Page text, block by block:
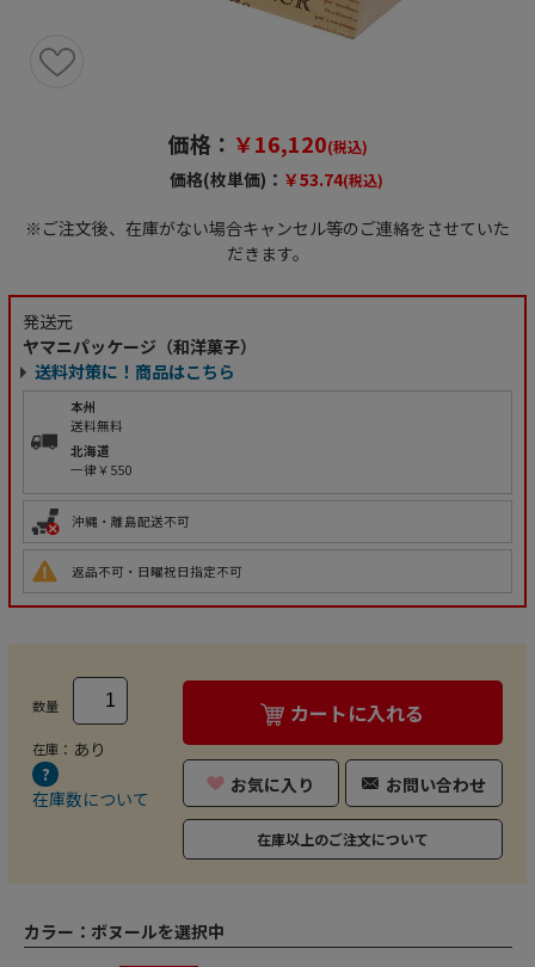
価格： ￥16,120(税込)
価格(枚単価)： ￥53.74(税込)
※ご注文後、在庫がない場合キャンセル等のご連絡をさせていた
だきます。
発送元
ヤマニパッケージ（和洋菓子）
送料対策に！商品はこちら
本州
送料無料
北海道
一律￥550
沖縄・離島配送不可
返品不可・日曜祝日指定不可
数量
在庫： あり
在庫数について
カートに入れる
お気に入り お問い合わせ
在庫以上のご注文について
カラー： ボヌールを選択中